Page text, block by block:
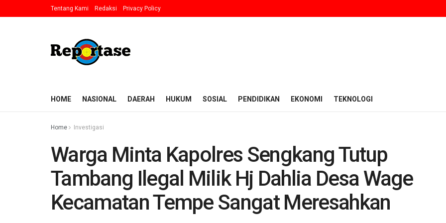
Tentang Kami Redaksi Privacy Policy
HOME NASIONAL DAERAH HUKUM SOSIAL PENDIDIKAN EKONOMI TEKNOLOGI
Home Investigasi
Warga Minta Kapolres Sengkang Tutup
Tambang Ilegal Milik Hj Dahlia Desa Wage
Kecamatan Tempe Sangat Meresahkan